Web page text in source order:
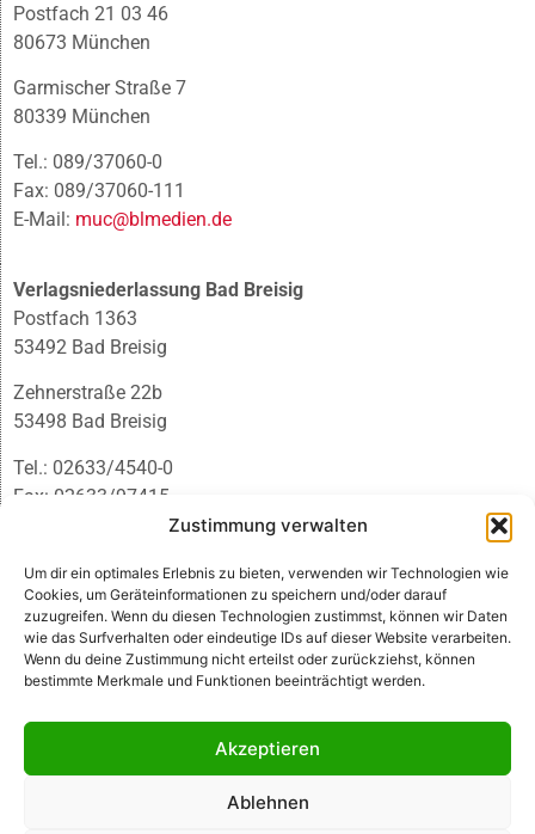
Zustimmung verwalten
Um dir ein optimales Erlebnis zu bieten, verwenden wir Technologien wie
Cookies, um Geräteinformationen zu speichern und/oder darauf
zuzugreifen. Wenn du diesen Technologien zustimmst, können wir Daten
wie das Surfverhalten oder eindeutige IDs auf dieser Website verarbeiten.
Wenn du deine Zustimmung nicht erteilst oder zurückziehst, können
bestimmte Merkmale und Funktionen beeinträchtigt werden.
Akzeptieren
Ablehnen
Postfach 21 03 46
80673 München
Garmischer Straße 7
80339 München
Tel.: 089/37060-0
Fax: 089/37060-111
E-Mail: muc@blmedien.de
Verlagsniederlassung Bad Breisig
Postfach 1363
53492 Bad Breisig
Zehnerstraße 22b
53498 Bad Breisig
Tel.: 02633/4540-0
Fax: 02633/97415
infobb@blmedien.de